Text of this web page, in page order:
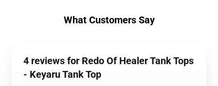
What Customers Say
4 reviews for Redo Of Healer Tank Tops
- Keyaru Tank Top